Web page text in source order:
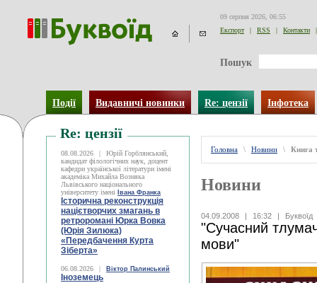
09 серпня 2026, 06:55
Експорт
| RSS | Контакти |
Пошук
Події Видавничі новинки Re: цензії Інфотека
Re: цензії
08.08.2026 |
Юрій Горблянський,
кандидат філологічних наук, доцент
кафедри української літератури імені
академіка Михайла Возняка
Львівського національного
університету імені
Івана Франка
Історична реконструкція
націєтворчих змагань в
ретроромані Юрка Вовка
(Юрія Зилюка)
«Передбачення Курта
Зіберта»
06.08.2026 | Віктор Палинський
Іноземець
Головна \ Новини \ Книга
Новини
04.09.2008 | 16:32 | Буквоїд
"Сучасний
мови"